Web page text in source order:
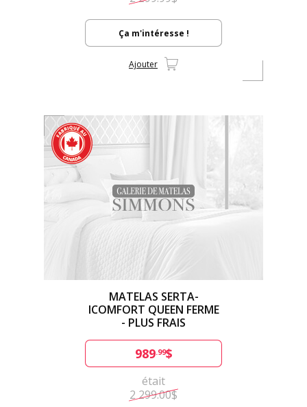
Ça m'intéresse !
Ajouter
MATELAS SERTA-
ICOMFORT QUEEN FERME
- PLUS FRAIS
989.99$
était
2 299.00$